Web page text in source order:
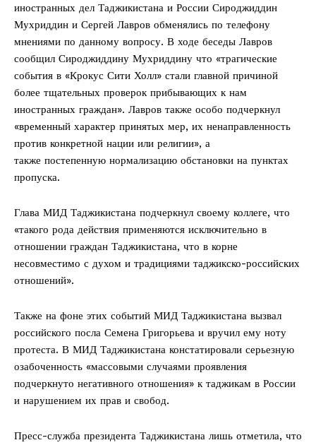
иностранных дел Таджикистана и России Сироджиддин
Мухриддин и Сергей Лавров обменялись по телефону
мнениями по данному вопросу. В ходе беседы Лавров
сообщил Сироджиддину Мухриддину что «трагические
события в «Крокус Сити Холл» стали главной причиной
более тщательных проверок прибывающих к нам
иностранных граждан». Лавров также особо подчеркнул
«временный характер принятых мер, их ненаправленность
против конкретной нации или религии», а
также постепенную нормализацию обстановки на пунктах
пропуска.
Глава МИД Таджикистана подчеркнул своему коллеге, что
«такого рода действия применяются исключительно в
отношении граждан Таджикистана, что в корне
несовместимо с духом и традициями таджикско-российских
отношений».
Также на фоне этих событий МИД Таджикистана вызвал
российского посла Семена Григорьева и вручил ему ноту
протеста. В МИД Таджикистана констатировали серьезную
озабоченность «массовыми случаями проявления
подчеркнуто негативного отношения» к таджикам в России
и нарушением их прав и свобод.
Пресс-служба президента Таджикистана лишь отметила, что